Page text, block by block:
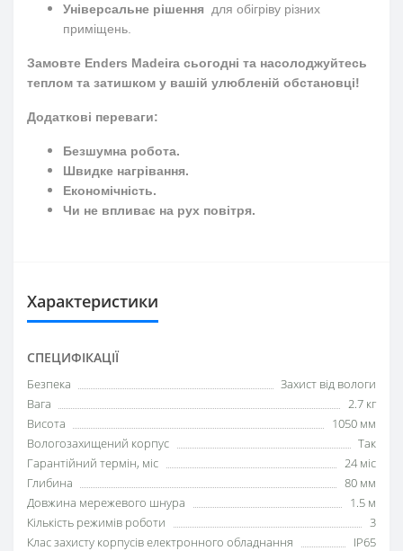
Універсальне рішення для обігріву різних
приміщень.
Замовте Enders Madeira сьогодні та насолоджуйтесь
теплом та затишком у вашій улюбленій обстановці!
Додаткові переваги:
Безшумна робота.
Швидке нагрівання.
Економічність.
Чи не впливає на рух повітря.
Характеристики
СПЕЦИФІКАЦІЇ
Безпека
Захист від вологи
Вага
2.7 кг
Висота
1050 мм
Вологозахищений корпус
Так
Гарантійний термін, міс
24 міс
Глибина
80 мм
Довжина мережевого шнура
1.5 м
Кількість режимів роботи
3
Клас захисту корпусів електронного обладнання
IP65